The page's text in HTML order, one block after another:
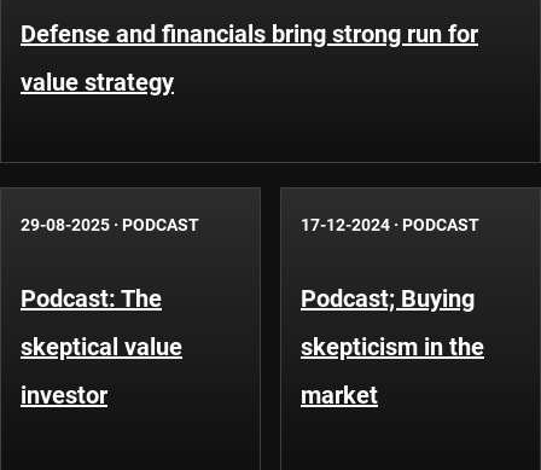
Defense and financials bring strong run for
value strategy
29-08-2025 · PODCAST
Podcast: The
skeptical value
investor
17-12-2024 · PODCAST
Podcast; Buying
skepticism in the
market